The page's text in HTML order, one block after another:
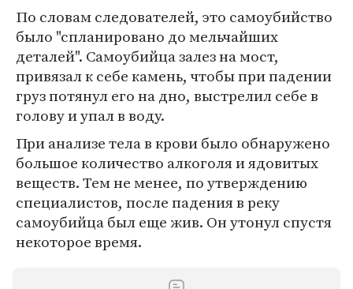
По словам следователей, это самоубийство
было "спланировано до мельчайших
деталей". Самоубийца залез на мост,
привязал к себе камень, чтобы при падении
груз потянул его на дно, выстрелил себе в
голову и упал в воду.
При анализе тела в крови было обнаружено
большое количество алкоголя и ядовитых
веществ. Тем не менее, по утверждению
специалистов, после падения в реку
самоубийца был еще жив. Он утонул спустя
некоторое время.